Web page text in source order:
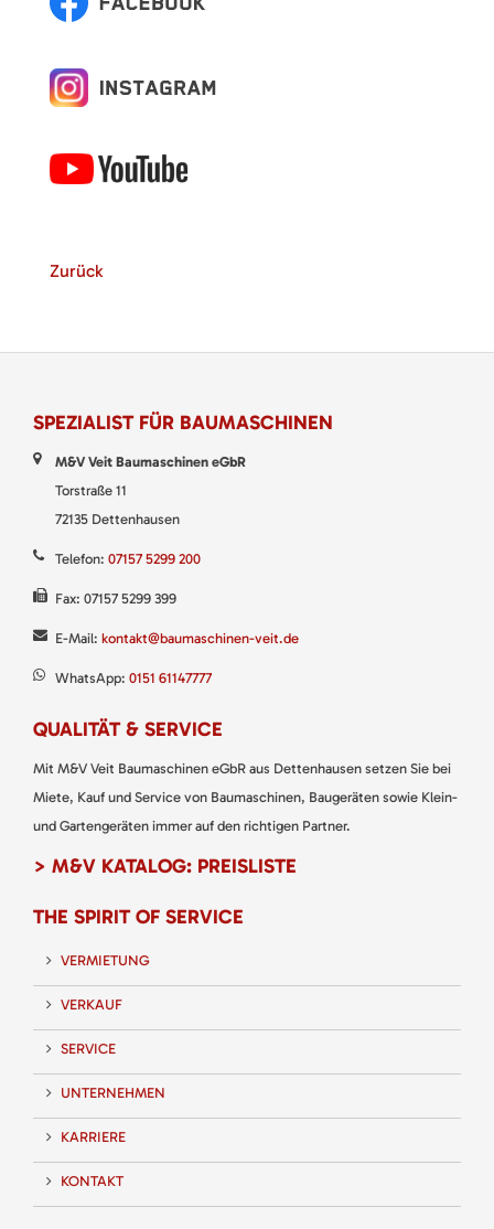
Zurück
SPEZIALIST FÜR BAUMASCHINEN
M&V Veit Baumaschinen eGbR
Torstraße 11
72135 Dettenhausen
Telefon: 07157 5299 200
Fax: 07157 5299 399
E-Mail: kontakt@baumaschinen-veit.de
WhatsApp: 0151 61147777
QUALITÄT & SERVICE
Mit M&V Veit Baumaschinen eGbR aus Dettenhausen setzen Sie bei
Miete, Kauf und Service von Baumaschinen, Baugeräten sowie Klein-
und Gartengeräten immer auf den richtigen Partner.
> M&V KATALOG: PREISLISTE
THE SPIRIT OF SERVICE
VERMIETUNG
VERKAUF
SERVICE
UNTERNEHMEN
KARRIERE
KONTAKT